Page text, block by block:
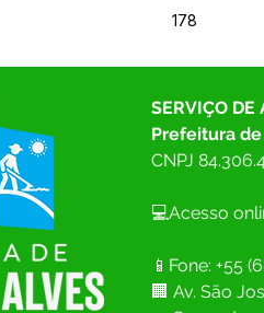
178
SERVIÇO DE
Prefeitura
CNPJ
💻Acesso
📱Fone: +55
🏢 Av. São